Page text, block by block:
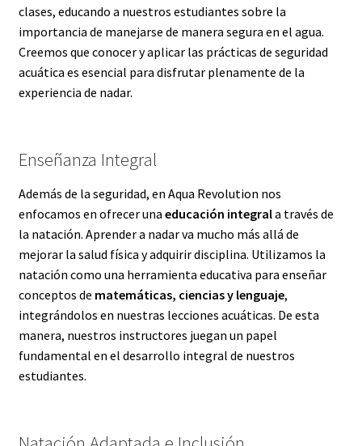
clases, educando a nuestros estudiantes sobre la
importancia de manejarse de manera segura en el agua.
Creemos que conocer y aplicar las prácticas de seguridad
acuática es esencial para disfrutar plenamente de la
experiencia de nadar.
Enseñanza Integral
Además de la seguridad, en Aqua Revolution nos
enfocamos en ofrecer una educación integrala través de
la natación. Aprender a nadar va mucho más allá de
mejorar la salud física y adquirir disciplina. Utilizamos la
natación como una herramienta educativa para enseñar
conceptos de matemáticas, ciencias y lenguaje,
integrándolos en nuestras lecciones acuáticas. De esta
manera, nuestros instructores juegan un papel
fundamental en el desarrollo integral de nuestros
estudiantes.